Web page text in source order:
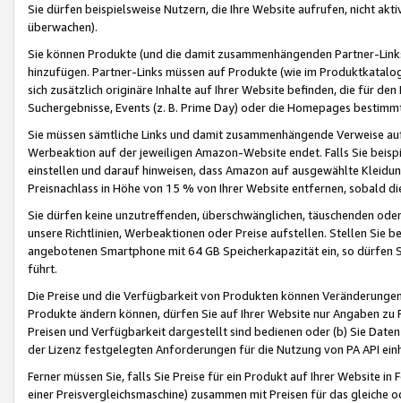
Sie dürfen beispielsweise Nutzern, die Ihre Website aufrufen, nicht
überwachen).
Sie können Produkte (und die damit zusammenhängenden Partner-
hinzufügen. Partner-Links müssen auf Produkte (wie im
sich zusätzlich originäre Inhalte auf Ihrer Website befinden, die für
Suchergebnisse, Events (z. B. Prime Day) oder die Homepages
Sie müssen sämtliche Links und damit zusammenhängende
Werbeaktion auf der jeweiligen Amazon-Website endet. Falls Sie
einstellen und darauf hinweisen, dass Amazon auf ausgewählte
Preisnachlass in Höhe von 15 % von Ihrer Website entfernen, sobald
Sie dürfen keine unzutreffenden, überschwänglichen, täuschenden
unsere Richtlinien, Werbeaktionen oder Preise aufstellen. Stellen Sie
angebotenen Smartphone mit 64 GB Speicherkapazität ein, so dürfen
führt.
Die Preise und die Verfügbarkeit von Produkten können
Produkte ändern können, dürfen Sie auf Ihrer Website nur Angaben
Preisen und Verfügbarkeit dargestellt sind bedienen oder (b) Sie
der Lizenz festgelegten Anforderungen für die Nutzung von PA API
Ferner müssen Sie, falls Sie Preise für ein Produkt auf Ihrer Website
einer Preisvergleichsmaschine) zusammen mit Preisen für das